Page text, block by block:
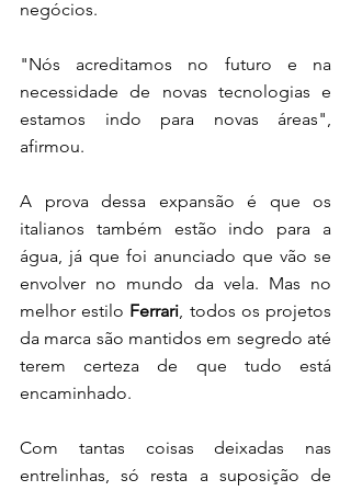
negócios.
"Nós acreditamos no futuro e na
necessidade de novas tecnologias e
estamos indo para novas áreas",
afirmou.
A prova dessa expansão é que os
italianos também estão indo para a
água, já que foi anunciado que vão se
envolver no mundo da vela. Mas no
melhor estilo Ferrari, todos os projetos
da marca são mantidos em segredo até
terem certeza de que tudo está
encaminhado.
Com tantas coisas deixadas nas
entrelinhas, só resta a suposição de